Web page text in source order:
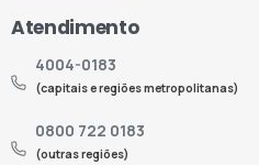
Atendimento
4004-0183
(capitais e regiões metropolitanas)
0800 722 0183
(outras regiões)